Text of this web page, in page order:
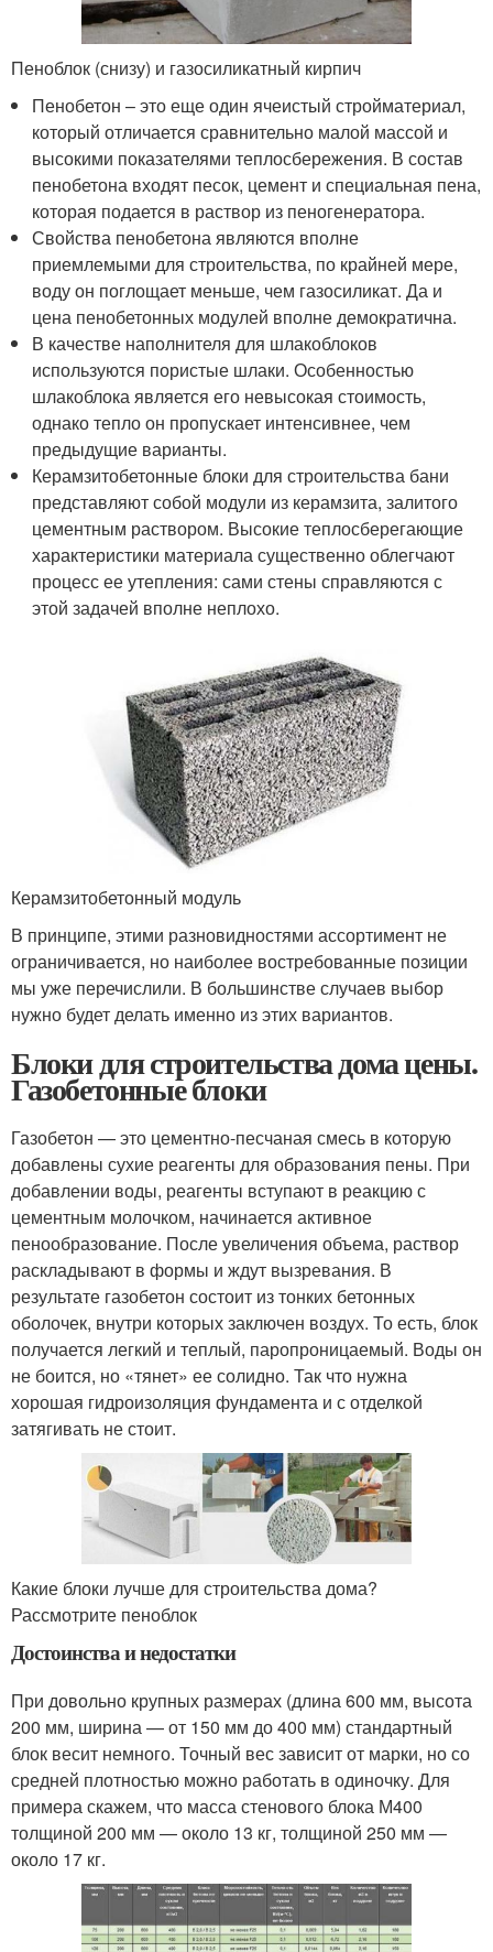
Пеноблок (снизу) и газосиликатный кирпич
Пенобетон – это еще один ячеистый стройматериал,
который отличается сравнительно малой массой и
высокими показателями теплосбережения. В состав
пенобетона входят песок, цемент и специальная пена,
которая подается в раствор из пеногенератора.
Свойства пенобетона являются вполне
приемлемыми для строительства, по крайней мере,
воду он поглощает меньше, чем газосиликат. Да и
цена пенобетонных модулей вполне демократична.
В качестве наполнителя для шлакоблоков
используются пористые шлаки. Особенностью
шлакоблока является его невысокая стоимость,
однако тепло он пропускает интенсивнее, чем
предыдущие варианты.
Керамзитобетонные блоки для строительства бани
представляют собой модули из керамзита, залитого
цементным раствором. Высокие теплосберегающие
характеристики материала существенно облегчают
процесс ее утепления: сами стены справляются с
этой задачей вполне неплохо.
Керамзитобетонный модуль
В принципе, этими разновидностями ассортимент не
ограничивается, но наиболее востребованные позиции
мы уже перечислили. В большинстве случаев выбор
нужно будет делать именно из этих вариантов.
Блоки для строительства дома цены.
Газобетонные блоки
Газобетон — это цементно-песчаная смесь в которую
добавлены сухие реагенты для образования пены. При
добавлении воды, реагенты вступают в реакцию с
цементным молочком, начинается активное
пенообразование. После увеличения объема, раствор
раскладывают в формы и ждут вызревания. В
результате газобетон состоит из тонких бетонных
оболочек, внутри которых заключен воздух. То есть, блок
получается легкий и теплый, паропроницаемый. Воды он
не боится, но «тянет» ее солидно. Так что нужна
хорошая гидроизоляция фундамента и с отделкой
затягивать не стоит.
Какие блоки лучше для строительства дома?
Рассмотрите пеноблок
Достоинства и недостатки
При довольно крупных размерах (длина 600 мм, высота
200 мм, ширина — от 150 мм до 400 мм) стандартный
блок весит немного. Точный вес зависит от марки, но со
средней плотностью можно работать в одиночку. Для
примера скажем, что масса стенового блока М400
толщиной 200 мм — около 13 кг, толщиной 250 мм —
около 17 кг.